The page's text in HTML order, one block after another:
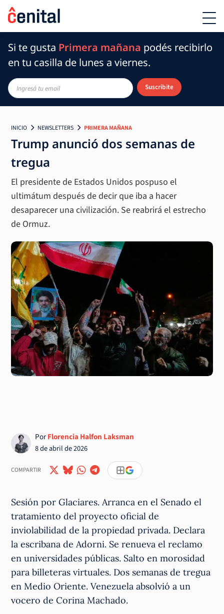
Si te gusta Primera mañana podés recibirlo
en tu casilla de lunes a viernes.
Suscribite
INICIO NEWSLETTERS PRIMERA MAÑANA
Trump anunció dos semanas de
tregua
El presidente de Estados Unidos pospuso el
ultimátum después de decir que iba a hacer
desaparecer una civilización. Se reabrirá el estrecho
de Ormuz.
PorFlorencia Halfon Laksman
8 de abril de 2026
COMPARTIR
Sesión por Glaciares. Arranca en el Senado el
tratamiento del proyecto oficial de
inviolabilidad de la propiedad privada. Declara
la escribana de Adorni. Se renueva el reclamo
en universidades públicas. Salto en morosidad
para billeteras virtuales. Dos semanas de tregua
en Medio Oriente. Venezuela absolvió a un
vocero de Corina Machado.